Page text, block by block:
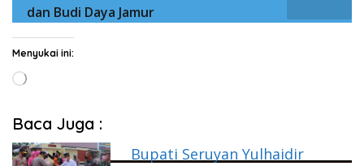
dan Budi Daya Jamur
Menyukai ini:
Memuat...
Baca Juga :
Bupati Seruyan Yulhaidir